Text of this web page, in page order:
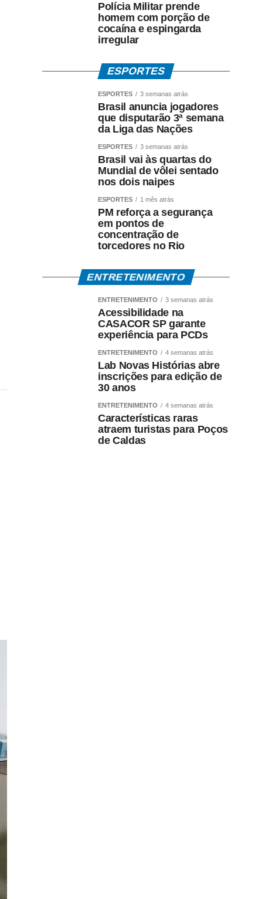
Polícia Militar prende
homem com porção de
cocaína e espingarda
irregular
ESPORTES
ESPORTES 3 semanas atrás
Brasil anuncia jogadores
que disputarão 3ª semana
da Liga das Nações
ESPORTES 3 semanas atrás
Brasil vai às quartas do
Mundial de vôlei sentado
nos dois naipes
ESPORTES 1 mês atrás
PM reforça a segurança
em pontos de
concentração de
torcedores no Rio
ENTRETENIMENTO
ENTRETENIMENTO 3 semanas atrás
Acessibilidade na
CASACOR SP garante
experiência para PCDs
ENTRETENIMENTO 4 semanas atrás
Lab Novas Histórias abre
inscrições para edição de
30 anos
ENTRETENIMENTO 4 semanas atrás
Características raras
atraem turistas para Poços
de Caldas